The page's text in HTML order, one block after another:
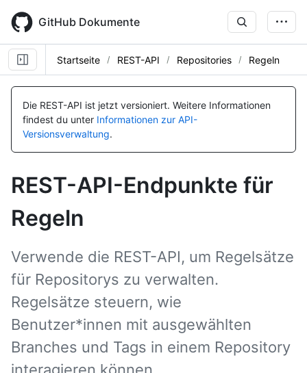
main
content
GitHub Dokumente
Startseite REST-API Repositories Regeln
Die REST-API ist jetzt versioniert. Weitere Informationen
findest du unter Informationen zur API-
Versionsverwaltung.
REST-API-Endpunkte für
Regeln
Verwende die REST-API, um Regelsätze
für Repositorys zu verwalten.
Regelsätze steuern, wie
Benutzer*innen mit ausgewählten
Branches und Tags in einem Repository
Name, Typ,
BESCHREIBUNG
Name, Typ,
BESCHREIBUNG
Name, Typ,
BESCHREIBUNG
Name, Typ,
BESCHREIBUNG
Name, Typ,
BESCHREIBUNG
Name, Typ,
BESCHREIBUNG
Name, Typ,
BESCHREIBUNG
Name, Typ,
BESCHREIBUNG
Name, Typ,
BESCHREIBUNG
Name, Typ,
BESCHREIBUNG
Name, Typ,
BESCHREIBUNG
Name, Typ,
BESCHREIBUNG
Name, Typ,
BESCHREIBUNG
Name, Typ,
BESCHREIBUNG
Name, Typ,
BESCHREIBUNG
Name, Typ,
BESCHREIBUNG
Name, Typ,
BESCHREIBUNG
Name, Typ,
BESCHREIBUNG
Name, Typ,
BESCHREIBUNG
Name, Typ,
BESCHREIBUNG
Name, Typ,
BESCHREIBUNG
Name, Typ,
BESCHREIBUNG